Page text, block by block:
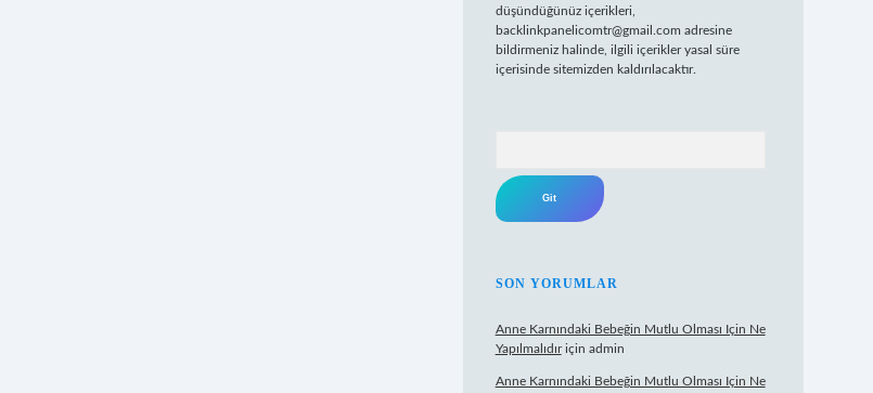
düşündüğünüz içerikleri,
backlinkpanelicomtr@gmail.com adresine
bildirmeniz halinde, ilgili içerikler yasal süre
içerisinde sitemizden kaldırılacaktır.
SON YORUMLAR
Anne Karnındaki Bebeğin Mutlu Olması Için Ne
Yapılmalıdıriçin admin
Anne Karnındaki Bebeğin Mutlu Olması Için Ne